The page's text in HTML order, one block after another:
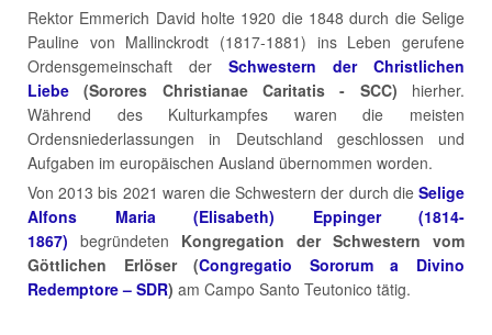
Rektor Emmerich David holte 1920 die 1848 durch die Selige
Pauline von Mallinckrodt (1817-1881) ins Leben gerufene
Ordensgemeinschaft der Schwestern der Christlichen
Liebe (Sorores Christianae Caritatis - SCC) hierher.
Während des Kulturkampfes waren die meisten
Ordensniederlassungen in Deutschland geschlossen und
Aufgaben im europäischen Ausland übernommen worden.
Von 2013 bis 2021 waren die Schwestern der durch die Selige
Alfons Maria (Elisabeth) Eppinger (1814-
1867) begründeten Kongregation der Schwestern vom
Göttlichen Erlöser (Congregatio Sororum a Divino
Redemptore – SDR) am Campo Santo Teutonico tätig.